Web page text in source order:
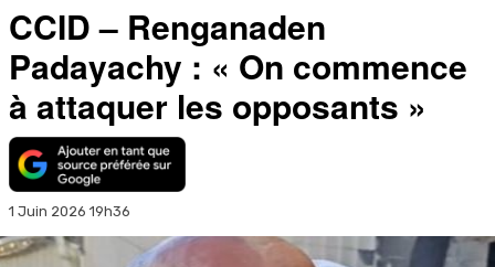
CCID – Renganaden
Padayachy : « On commence
à attaquer les opposants »
1 Juin 2026 19h36